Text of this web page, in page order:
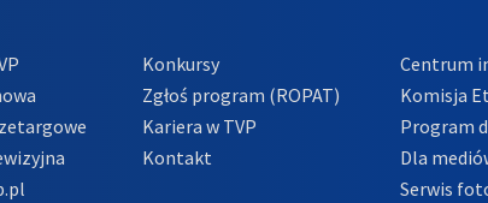
Konkursy
Zgłoś program (ROPAT)
Kariera w TVP
Kontakt
Centrum
Komisja
Program
Dla
Serwis